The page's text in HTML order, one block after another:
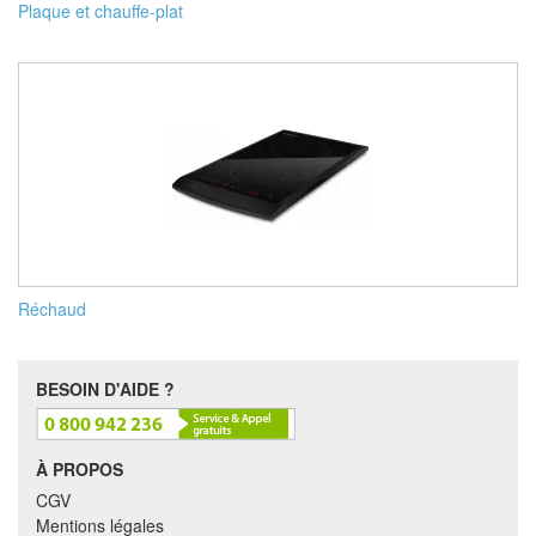
Plaque et chauffe-plat
Réchaud
BESOIN D'AIDE ?
À PROPOS
CGV
Mentions légales